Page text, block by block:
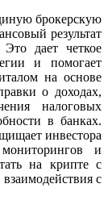
брокерскую
результат
дает четкое
и помогает
на основе
о доходах,
налоговых
в банках.
инвестора
и
на крипте с
с